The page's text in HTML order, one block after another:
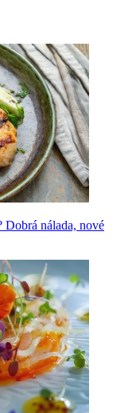
Dobrá nálada, nové